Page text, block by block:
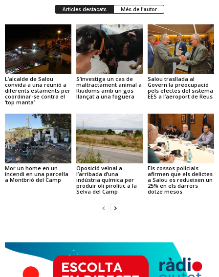
Articles destacats Més de l'autor
L’alcalde de Salou
convida a una reunió a
diferents estaments per
coordinar-se contra el
‘top manta’
S’investiga un cas de
maltractament animal a
Riudoms amb un gos
llançat a una foguera
Salou trasllada al
Govern la preocupació
pels efectes del sistema
EES a l’aeroport de Reus
Mor un home en un
incendi en una parcel·la
a Montbrió del Camp
Oposició veïnal a
l’arribada d’una
indústria química per
produir oli pirolític a la
Selva del Camp
Els cossos policials
afirmen que els delictes
a Salou es redueixen un
25% en els darrers
dotze mesos